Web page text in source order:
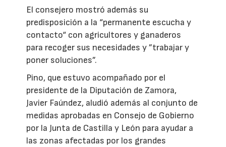
El consejero mostró además su
predisposición a la “permanente escucha y
contacto“ con agricultores y ganaderos
para recoger sus necesidades y ”trabajar y
poner soluciones”.
Pino, que estuvo acompañado por el
presidente de la Diputación de Zamora,
Javier Faúndez, aludió además al conjunto de
medidas aprobadas en Consejo de Gobierno
por la Junta de Castilla y León para ayudar a
las zonas afectadas por los grandes